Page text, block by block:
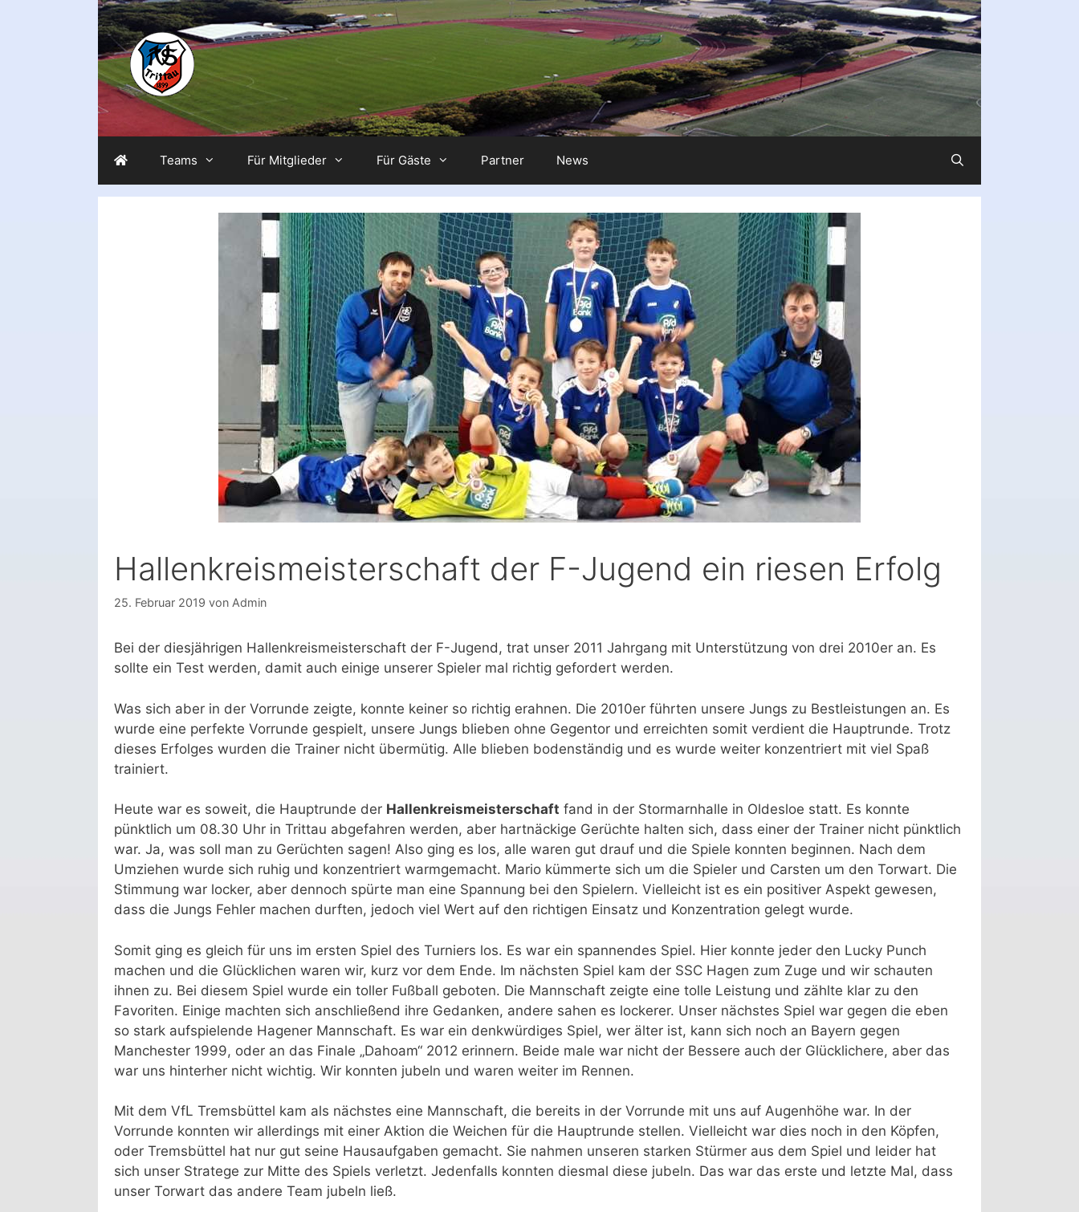
Teams Für Mitglieder Für Gäste Partner News
Hallenkreismeisterschaft der F-Jugend ein riesen Erfolg
25. Februar 2019 von Admin
Bei der diesjährigen Hallenkreismeisterschaft der F-Jugend, trat unser 2011 Jahrgang mit Unterstützung von drei 2010er an. Es
sollte ein Test werden, damit auch einige unserer Spieler mal richtig gefordert werden.
Was sich aber in der Vorrunde zeigte, konnte keiner so richtig erahnen. Die 2010er führten unsere Jungs zu Bestleistungen an. Es
wurde eine perfekte Vorrunde gespielt, unsere Jungs blieben ohne Gegentor und erreichten somit verdient die Hauptrunde. Trotz
dieses Erfolges wurden die Trainer nicht übermütig. Alle blieben bodenständig und es wurde weiter konzentriert mit viel Spaß
trainiert.
Heute war es soweit, die Hauptrunde der Hallenkreismeisterschaft fand in der Stormarnhalle in Oldesloe statt. Es konnte
pünktlich um 08.30 Uhr in Trittau abgefahren werden, aber hartnäckige Gerüchte halten sich, dass einer der Trainer nicht pünktlich
war. Ja, was soll man zu Gerüchten sagen! Also ging es los, alle waren gut drauf und die Spiele konnten beginnen. Nach dem
Umziehen wurde sich ruhig und konzentriert warmgemacht. Mario kümmerte sich um die Spieler und Carsten um den Torwart. Die
Stimmung war locker, aber dennoch spürte man eine Spannung bei den Spielern. Vielleicht ist es ein positiver Aspekt gewesen,
dass die Jungs Fehler machen durften, jedoch viel Wert auf den richtigen Einsatz und Konzentration gelegt wurde.
Somit ging es gleich für uns im ersten Spiel des Turniers los. Es war ein spannendes Spiel. Hier konnte jeder den Lucky Punch
machen und die Glücklichen waren wir, kurz vor dem Ende. Im nächsten Spiel kam der SSC Hagen zum Zuge und wir schauten
ihnen zu. Bei diesem Spiel wurde ein toller Fußball geboten. Die Mannschaft zeigte eine tolle Leistung und zählte klar zu den
Favoriten. Einige machten sich anschließend ihre Gedanken, andere sahen es lockerer. Unser nächstes Spiel war gegen die eben
so stark aufspielende Hagener Mannschaft. Es war ein denkwürdiges Spiel, wer älter ist, kann sich noch an Bayern gegen
Manchester 1999, oder an das Finale „Dahoam“ 2012 erinnern. Beide male war nicht der Bessere auch der Glücklichere, aber das
war uns hinterher nicht wichtig. Wir konnten jubeln und waren weiter im Rennen.
Mit dem VfL Tremsbüttel kam als nächstes eine Mannschaft, die bereits in der Vorrunde mit uns auf Augenhöhe war. In der
Vorrunde konnten wir allerdings mit einer Aktion die Weichen für die Hauptrunde stellen. Vielleicht war dies noch in den Köpfen,
oder Tremsbüttel hat nur gut seine Hausaufgaben gemacht. Sie nahmen unseren starken Stürmer aus dem Spiel und leider hat
sich unser Stratege zur Mitte des Spiels verletzt. Jedenfalls konnten diesmal diese jubeln. Das war das erste und letzte Mal, dass
unser Torwart das andere Team jubeln ließ.